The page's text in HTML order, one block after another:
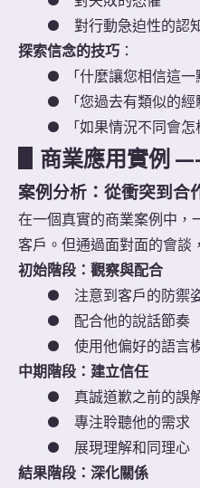
●
對行動急迫性的認
探索信念的技巧 ：
●
「什麼讓您相信這一
●
「您過去有類似的經
●
「如果情況不同會怎
商業應用實例
案例分析：從衝突到合
在一個真實的商業案例中，
客戶。但通過面對面的會談
初始階段：觀察與配合
●
注意到客戶的防禦
●
配合他的說話節奏
●
使用他偏好的語言
中期階段：建立信任
●
真誠道歉之前的誤
●
專注聆聽他的需求
●
展現理解和同理心
結果階段：深化關係